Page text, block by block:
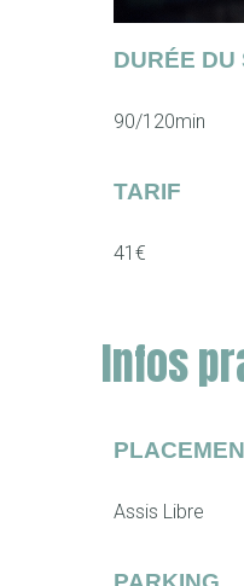
DURÉE DU
90/120min
TARIF
41€
Infos
Assis Libre